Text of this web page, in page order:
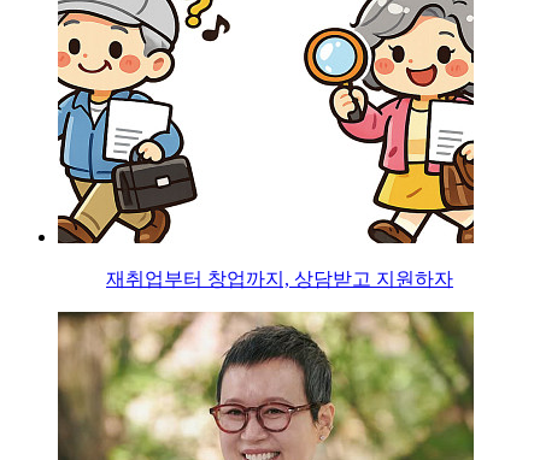
재취업부터 창업까지, 상담받고 지원하자